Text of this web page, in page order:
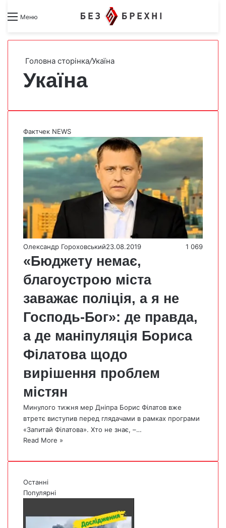
Меню Search forSwitch skin
Головна сторінка/Укаїна
Укаїна
Фактчек NEWS
Олександр Гороховський23.08.2019 1 069
«Бюджету немає,
благоустрою міста
заважає поліція, а я не
Господь-Бог»: де правда,
а де маніпуляція Бориса
Філатова щодо
вирішення проблем
містян
Минулого тижня мер Дніпра Борис Філатов вже
втретє виступив перед глядачами в рамках програми
«Запитай Філатова». Хто не знає, –…
Read More »
Останні
Популярні